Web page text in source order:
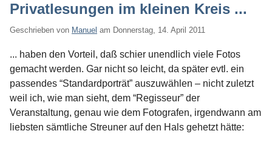
Privatlesungen im kleinen Kreis ...
Geschrieben von Manuel am Donnerstag, 14. April 2011
... haben den Vorteil, daß schier unendlich viele Fotos
gemacht werden. Gar nicht so leicht, da später evtl. ein
passendes “Standardporträt” auszuwählen – nicht zuletzt
weil ich, wie man sieht, dem “Regisseur” der
Veranstaltung, genau wie dem Fotografen, irgendwann am
liebsten sämtliche Streuner auf den Hals gehetzt hätte: